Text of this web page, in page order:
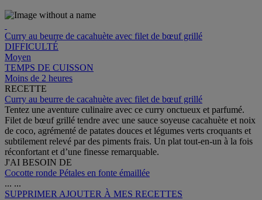
Curry au beurre de cacahuète avec filet de bœuf grillé
DIFFICULTÉ
Moyen
TEMPS DE CUISSON
Moins de 2 heures
RECETTE
Curry au beurre de cacahuète avec filet de bœuf grillé
Tentez une aventure culinaire avec ce curry onctueux et parfumé.
Filet de bœuf grillé tendre avec une sauce soyeuse cacahuète et noix
de coco, agrémenté de patates douces et légumes verts croquants et
subtilement relevé par des piments frais. Un plat tout-en-un à la fois
réconfortant et d’une finesse remarquable.
J'AI BESOIN DE
Cocotte ronde Pétales en fonte émaillée
... ...
SUPPRIMER AJOUTER À MES RECETTES